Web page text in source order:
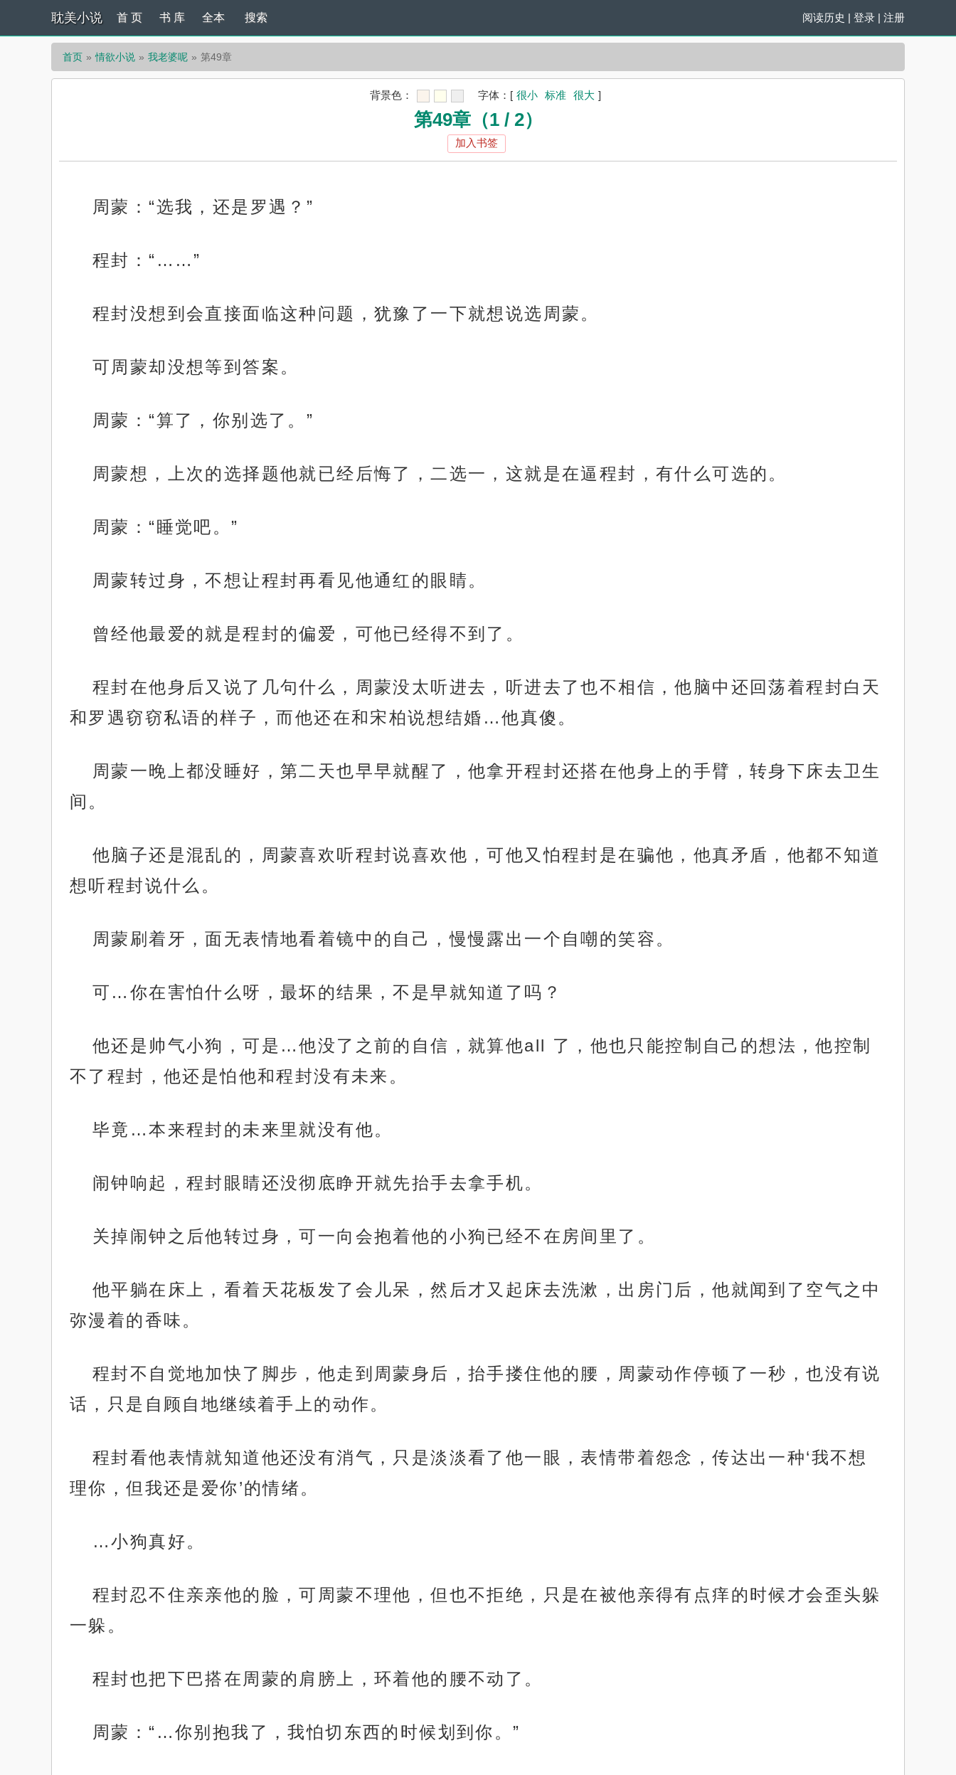
耽美小说 阅读历史 | 登录 | 注册
首 页 书 库 全本 搜索
首页 情欲小说 我老婆呢 第49章
背景色： 字体： [ 很小 标准 很大 ]
第49章（1 / 2）
加入书签
周蒙：“选我，还是罗遇？”
程封：“……”
程封没想到会直接面临这种问题，犹豫了一下就想说选周蒙。
可周蒙却没想等到答案。
周蒙：“算了，你别选了。”
周蒙想，上次的选择题他就已经后悔了，二选一，这就是在逼程封，有什么可选的。
周蒙：“睡觉吧。”
周蒙转过身，不想让程封再看见他通红的眼睛。
曾经他最爱的就是程封的偏爱，可他已经得不到了。
程封在他身后又说了几句什么，周蒙没太听进去，听进去了也不相信，他脑中还回荡着程封白天
和罗遇窃窃私语的样子，而他还在和宋柏说想结婚…他真傻。
周蒙一晚上都没睡好，第二天也早早就醒了，他拿开程封还搭在他身上的手臂，转身下床去卫生
间。
他脑子还是混乱的，周蒙喜欢听程封说喜欢他，可他又怕程封是在骗他，他真矛盾，他都不知道
想听程封说什么。
周蒙刷着牙，面无表情地看着镜中的自己，慢慢露出一个自嘲的笑容。
可…你在害怕什么呀，最坏的结果，不是早就知道了吗？
他还是帅气小狗，可是…他没了之前的自信，就算他all 了，他也只能控制自己的想法，他控制
不了程封，他还是怕他和程封没有未来。
毕竟…本来程封的未来里就没有他。
闹钟响起，程封眼睛还没彻底睁开就先抬手去拿手机。
关掉闹钟之后他转过身，可一向会抱着他的小狗已经不在房间里了。
他平躺在床上，看着天花板发了会儿呆，然后才又起床去洗漱，出房门后，他就闻到了空气之中
弥漫着的香味。
程封不自觉地加快了脚步，他走到周蒙身后，抬手搂住他的腰，周蒙动作停顿了一秒，也没有说
话，只是自顾自地继续着手上的动作。
程封看他表情就知道他还没有消气，只是淡淡看了他一眼，表情带着怨念，传达出一种‘我不想
理你，但我还是爱你’的情绪。
…小狗真好。
程封忍不住亲亲他的脸，可周蒙不理他，但也不拒绝，只是在被他亲得有点痒的时候才会歪头躲
一躲。
程封也把下巴搭在周蒙的肩膀上，环着他的腰不动了。
周蒙：“…你别抱我了，我怕切东西的时候划到你。”